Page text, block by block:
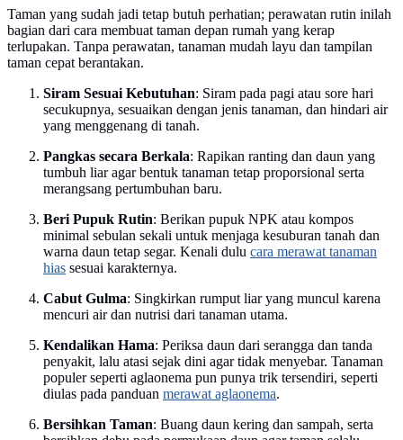
Taman yang sudah jadi tetap butuh perhatian; perawatan rutin inilah
bagian dari cara membuat taman depan rumah yang kerap
terlupakan. Tanpa perawatan, tanaman mudah layu dan tampilan
taman cepat berantakan.
Siram Sesuai Kebutuhan: Siram pada pagi atau sore hari
secukupnya, sesuaikan dengan jenis tanaman, dan hindari air
yang menggenang di tanah.
Pangkas secara Berkala: Rapikan ranting dan daun yang
tumbuh liar agar bentuk tanaman tetap proporsional serta
merangsang pertumbuhan baru.
Beri Pupuk Rutin: Berikan pupuk NPK atau kompos
minimal sebulan sekali untuk menjaga kesuburan tanah dan
warna daun tetap segar. Kenali dulu cara merawat tanaman
hias sesuai karakternya.
Cabut Gulma: Singkirkan rumput liar yang muncul karena
mencuri air dan nutrisi dari tanaman utama.
Kendalikan Hama: Periksa daun dari serangga dan tanda
penyakit, lalu atasi sejak dini agar tidak menyebar. Tanaman
populer seperti aglaonema pun punya trik tersendiri, seperti
diulas pada panduan merawat aglaonema.
Bersihkan Taman: Buang daun kering dan sampah, serta